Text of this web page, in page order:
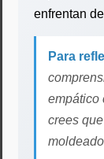
enfrentan
Para
empático
crees